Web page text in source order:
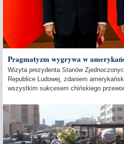
Pragmatyzm wygrywa w
Wizyta prezydenta Stanów
Republice Ludowej, zdaniem
wszystkim sukcesem chińskiego